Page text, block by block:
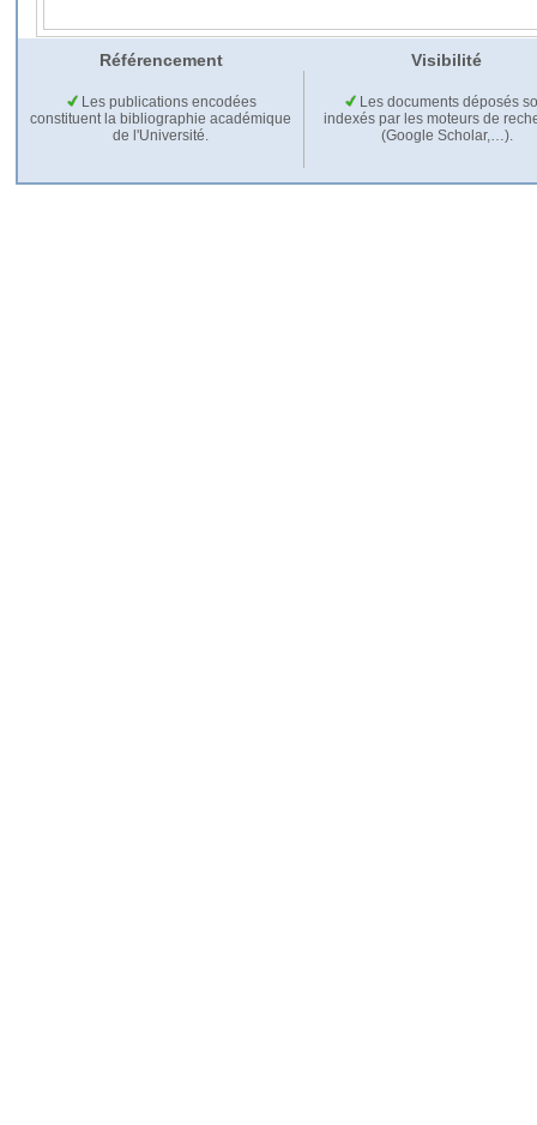
Référencement Visibilité
Les publications encodées
constituent la bibliographie académique
de l'Université.
Les documents déposés
indexés par les moteurs de
(Google Scholar,…).